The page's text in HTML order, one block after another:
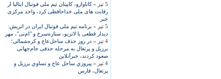
5 تیر »
کاناوارو، کاپيتان تيم ملی فوتبال ايتاليا از
رقابت های ملی خداحافظی کرد، واحد مرکزی
خبر
5 تیر »
برنامه تيم ملی فوتبال ايران در اتريش:
ديدار قطعی با لاتزيو، ستاره‌سرخ و "ام‌تی‌"، مهر
4 تیر »
در روز حذف ساحل‌عاج و کره‌شمالی؛
برزیل و پرتغال به مرحله حذفی جام‌جهانی
صعود کردند، خبرآنلاين
4 تیر »
پيروزي ساحل عاج و تساوي برزيل و
پرتغال، فارس